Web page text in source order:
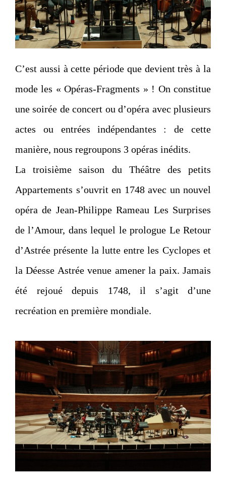
C’est aussi à cette période que devient très à la
mode les « Opéras-Fragments » ! On constitue
une soirée de concert ou d’opéra avec plusieurs
actes ou entrées indépendantes : de cette
manière, nous regroupons 3 opéras inédits.
La troisième saison du Théâtre des petits
Appartements s’ouvrit en 1748 avec un nouvel
opéra de Jean-Philippe Rameau Les Surprises
de l’Amour, dans lequel le prologue Le Retour
d’Astrée présente la lutte entre les Cyclopes et
la Déesse Astrée venue amener la paix. Jamais
été rejoué depuis 1748, il s’agit d’une
recréation en première mondiale.